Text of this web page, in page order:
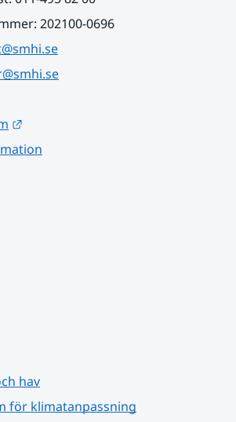
202100-0696
hav
för klimatanpassning